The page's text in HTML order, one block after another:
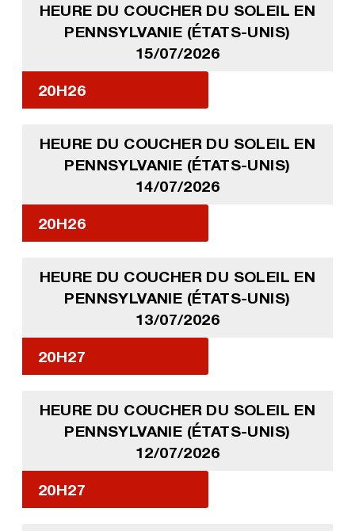
HEURE DU COUCHER DU SOLEIL EN
PENNSYLVANIE (ÉTATS-UNIS)
15/07/2026
20H26
HEURE DU COUCHER DU SOLEIL EN
PENNSYLVANIE (ÉTATS-UNIS)
14/07/2026
20H26
HEURE DU COUCHER DU SOLEIL EN
PENNSYLVANIE (ÉTATS-UNIS)
13/07/2026
20H27
HEURE DU COUCHER DU SOLEIL EN
PENNSYLVANIE (ÉTATS-UNIS)
12/07/2026
20H27